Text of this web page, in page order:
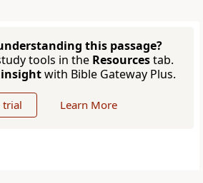
this passage?
tools in the Resourcestab.
insightwith Bible Gateway Plus.
trial Learn More